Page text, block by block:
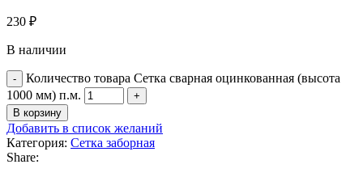
230 ₽
В наличии
Количество товара Сетка сварная оцинкованная (высота
1000 мм) п.м.
В корзину
Добавить в список желаний
Категория: Сетка заборная
Share: